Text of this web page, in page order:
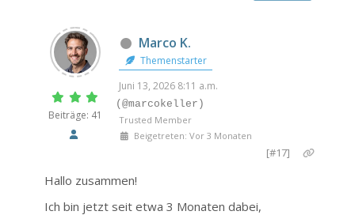
Beiträge: 41
Marco K.
Themenstarter
Juni 13, 2026 8:11 a.m.
(@marcokeller)
Trusted Member
Beigetreten: Vor 3 Monaten
[#17]
Hallo zusammen!
Ich bin jetzt seit etwa 3 Monaten dabei,